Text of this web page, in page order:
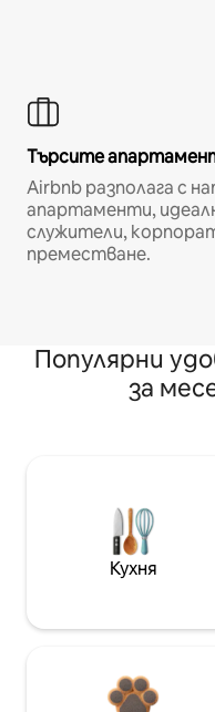
Търсите
Airbnb разполага с
апартаменти,
служители,
преместване.
Популярни
за
Кухня